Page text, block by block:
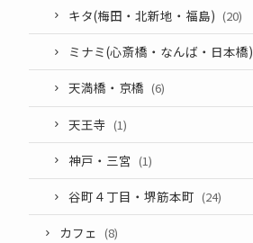
キタ(梅田・北新地・福島) (20)
ミナミ(心斎橋・なんば・日本橋)
天満橋・京橋 (6)
天王寺 (1)
神戸・三宮 (1)
谷町４丁目・堺筋本町 (24)
カフェ (8)